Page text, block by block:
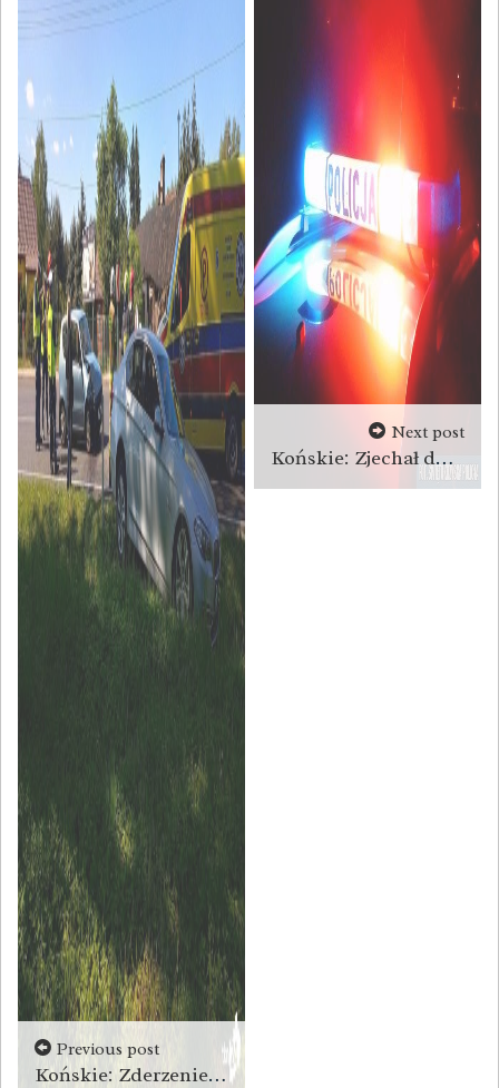
Previous post
Końskie: Zderzenie dwóch aut w Pile [zdjęcia]
Next post
Końskie: Zjechał do rowu i uderzył w przepust